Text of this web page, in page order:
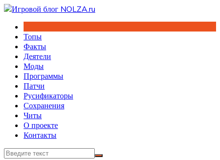
Перейти
содержимому
Топы
Факты
Деятели
Моды
Программы
Патчи
Русификаторы
Сохранения
Читы
О проекте
Контакты